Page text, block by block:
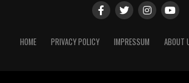
HOME PRIVACY POLICY IMPRESSUM ABOUT